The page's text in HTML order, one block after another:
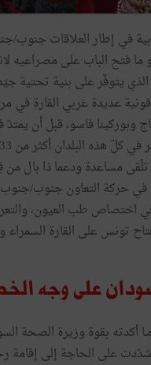
في إطار العلاقات
ما فتح الباب على مصراعيه
الذي يتوفّر على بنية تحتية
عديدة غربي القارة في
وبوركينا فاسو، قبل أن
مساعدة ودعما ذا بال من
في حركة التعاون جنوب/
طب العيون،
تونس على القارة السمراء
على وجه
بقوة وزيرة الصحة
على الحاجة إلى إقامة